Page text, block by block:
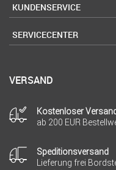
KUNDENSERVICE
SERVICECENTER
VERSAND
Kostenloser
ab 200 EUR
Speditionsversand
Lieferung frei